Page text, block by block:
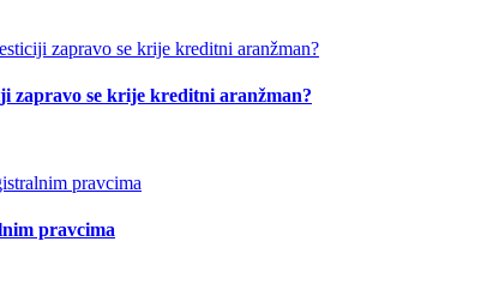
zapravo se krije kreditni aranžman?
pravcima